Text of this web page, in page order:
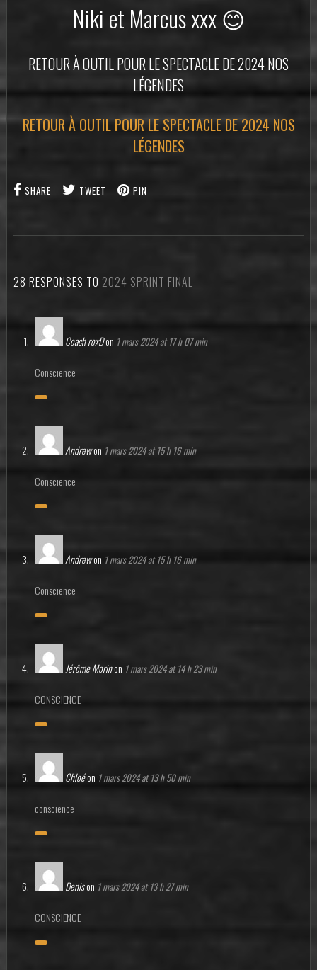
Niki et Marcus xxx 😊
RETOUR À OUTIL POUR LE SPECTACLE DE 2024 NOS
LÉGENDES
RETOUR À OUTIL POUR LE SPECTACLE DE 2024 NOS
LÉGENDES
SHARE TWEET PIN
28 RESPONSES TO 2024 SPRINT FINAL
Coach roxDon 1 mars 2024 at 17 h 07 min
Conscience
Andrewon 1 mars 2024 at 15 h 16 min
Conscience
Andrewon 1 mars 2024 at 15 h 16 min
Conscience
Jérôme Morinon 1 mars 2024 at 14 h 23 min
CONSCIENCE
Chloéon 1 mars 2024 at 13 h 50 min
conscience
Denison 1 mars 2024 at 13 h 27 min
CONSCIENCE